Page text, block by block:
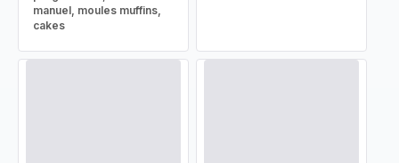
manuel, moules muffins,
cakes